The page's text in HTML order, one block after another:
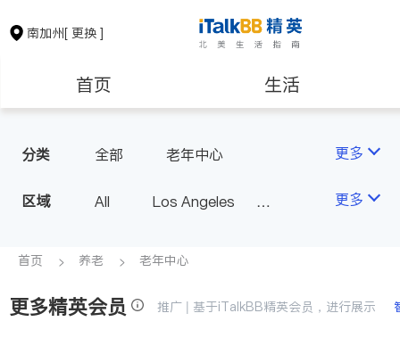
南加州[ 更换 ]
首页 生活
保险理财
银行贷款
建筑装修 教育
分类 全部 老年中心 更多
区域 All
Los Angeles
Alhambra & San Gabriel
Diamond Bar & Covina
更多
首页 养老 老年中心
更多精英会员 推广 | 基于iTalkBB精英会员，进行展示